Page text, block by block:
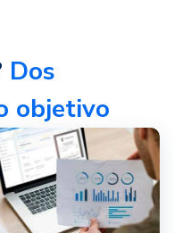
Dos
objetivo